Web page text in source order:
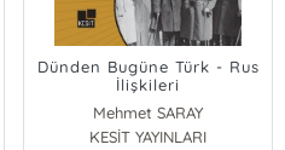
Dünden Bugüne Türk - Rus
İlişkileri
Mehmet SARAY
KESİT YAYINLARI